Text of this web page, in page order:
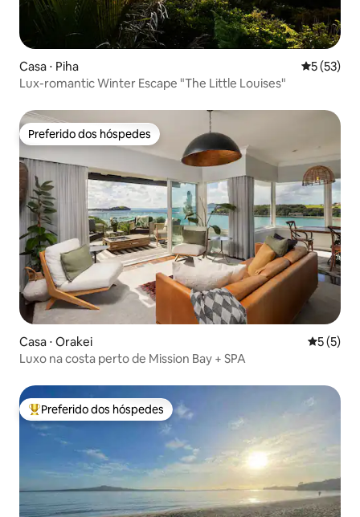
Casa ⋅ Piha 5 de uma
5 (53)
Lux-romantic Winter Escape "The Little Louises"
Preferido dos hóspedes
Preferido dos hóspedes
Casa ⋅ Orakei 5 de
5 (5)
Luxo na costa perto de Mission Bay + SPA
Entre os melhores preferidos dos hóspedes
Preferido dos hóspedes